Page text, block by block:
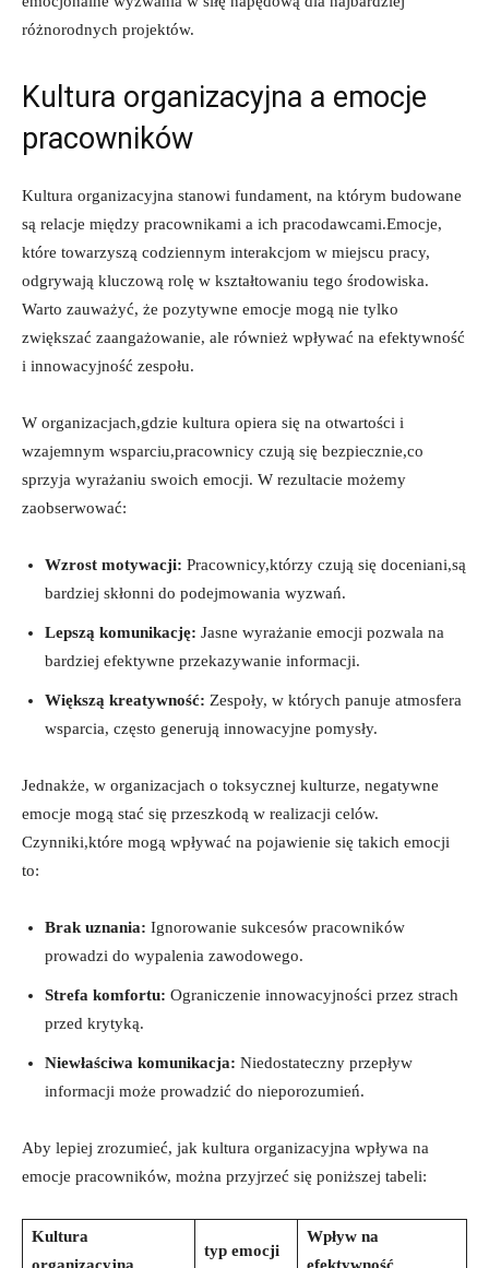
różnorodnych projektów.
Kultura organizacyjna a emocje
pracowników
Kultura organizacyjna stanowi fundament, na którym budowane
są relacje między pracownikami a ich pracodawcami.Emocje,
które towarzyszą codziennym interakcjom w miejscu pracy,
odgrywają kluczową rolę w kształtowaniu tego środowiska.
Warto zauważyć, że pozytywne emocje mogą nie tylko
zwiększać zaangażowanie, ale również wpływać na efektywność
i innowacyjność zespołu.
W organizacjach,gdzie kultura opiera się na otwartości i
wzajemnym wsparciu,pracownicy czują się bezpiecznie,co
sprzyja wyrażaniu swoich emocji. W rezultacie możemy
zaobserwować:
Wzrost motywacji: Pracownicy,którzy czują się doceniani,są
bardziej skłonni do podejmowania wyzwań.
Lepszą komunikację: Jasne wyrażanie emocji pozwala na
bardziej efektywne przekazywanie informacji.
Większą kreatywność: Zespoły, w których panuje atmosfera
wsparcia, często generują innowacyjne pomysły.
Jednakże, w organizacjach o toksycznej kulturze, negatywne
emocje mogą stać się przeszkodą w realizacji celów.
Czynniki,które mogą wpływać na pojawienie się takich emocji
to:
Brak uznania: Ignorowanie sukcesów pracowników
prowadzi do wypalenia zawodowego.
Strefa komfortu: Ograniczenie innowacyjności przez strach
przed krytyką.
Niewłaściwa komunikacja: Niedostateczny przepływ
informacji może prowadzić do nieporozumień.
Aby lepiej zrozumieć, jak kultura organizacyjna wpływa na
emocje pracowników, można przyjrzeć się poniższej tabeli:
Kultura
typ emocji
Wpływ na